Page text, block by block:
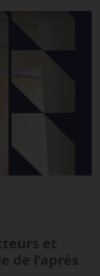
et
de l’après